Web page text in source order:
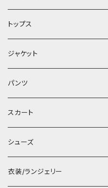
トップス
ジャケット
パンツ
スカート
シューズ
衣装/ランジェリー